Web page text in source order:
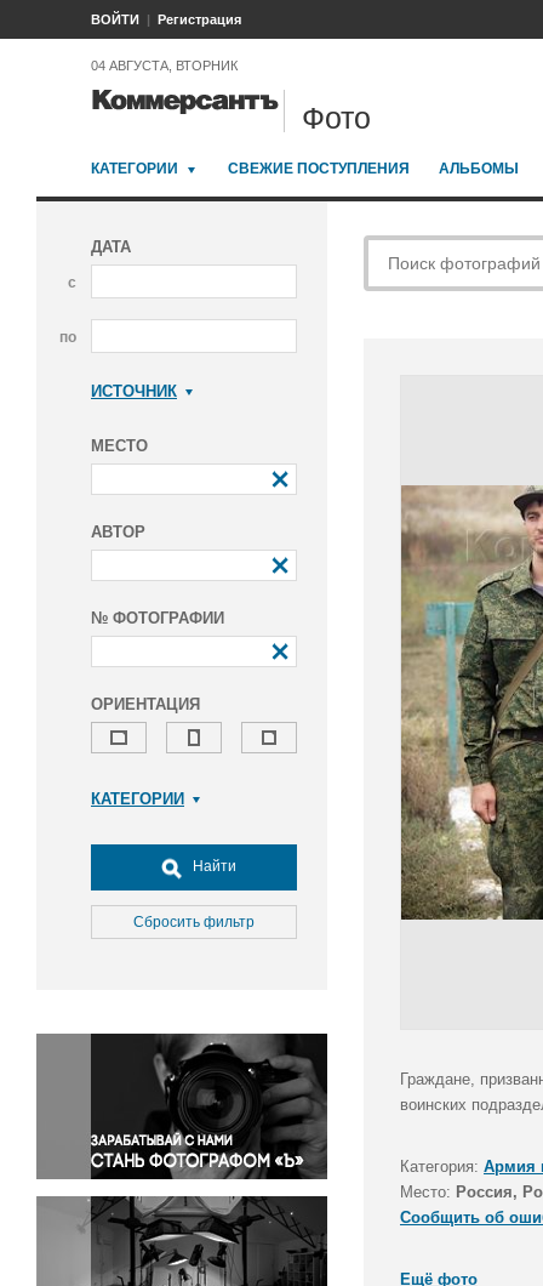
ВОЙТИ Регистрация
04 АВГУСТА, ВТОРНИК
Фото
КАТЕГОРИИ СВЕЖИЕ ПОСТУПЛЕНИЯ АЛЬБОМЫ
ДАТА
с
по
ИСТОЧНИК
МЕСТО
АВТОР
№ ФОТОГРАФИИ
ОРИЕНТАЦИЯ
КАТЕГОРИИ
Досуг, туризм и отдых
Культура
Медицина
Окружающая среда
Политика
Правосудие
Происшествия и конфликты
Религия
Светская жизнь
Спорт
Экология
Найти
Сбросить фильтр
Граждане,
воинских
Категория: Армия
Место: Россия,
Сообщить об
Ещё фото